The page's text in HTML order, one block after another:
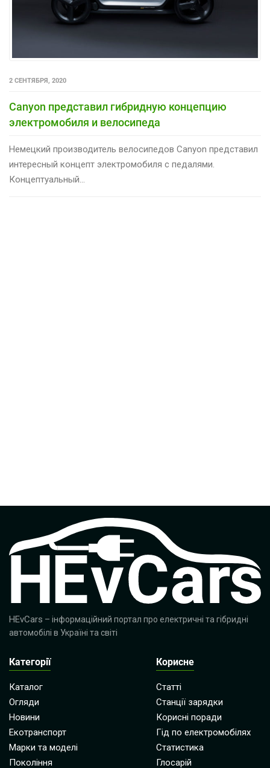
2 СЕНТЯБРЯ, 2020
Canyon представил гибридную концепцию
электромобиля и велосипеда
Немецкий производитель велосипедов Canyon представил
интересный концепт электромобиля с педалями.
Концептуальный...
HEvCars – інформаційний портал про електричні та гібридні
автомобілі в Україні та світі
Категорії
Каталог
Огляди
Новини
Екотранспорт
Марки та моделі
Покоління
Корисне
Статті
Станції зарядки
Корисні поради
Гід по електромобілях
Статистика
Глосарій